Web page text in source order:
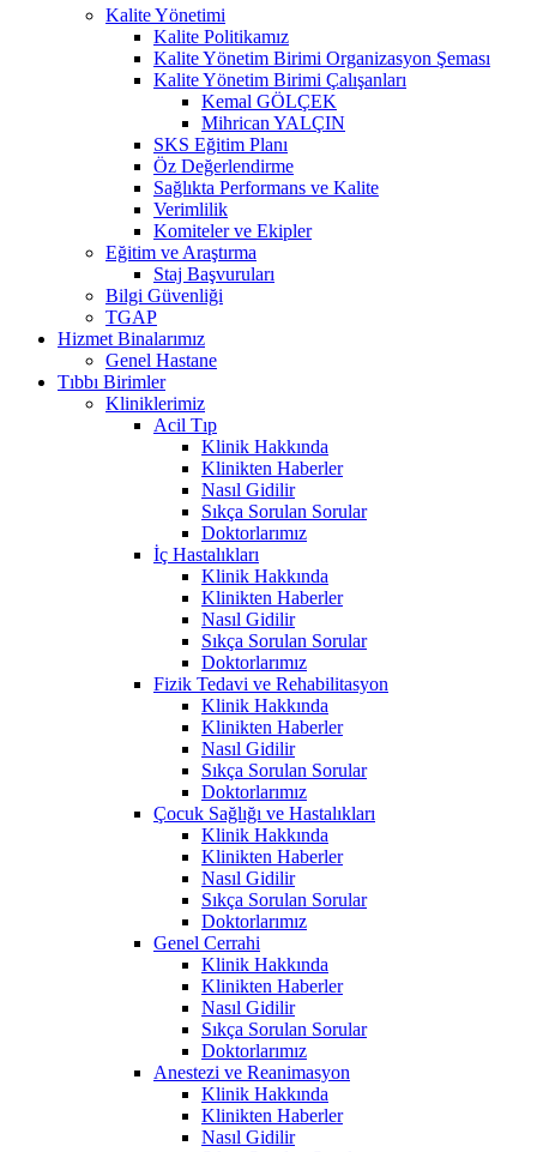
Kalite Yönetimi
Kalite Politikamız
Kalite Yönetim Birimi Organizasyon Şeması
Kalite Yönetim Birimi Çalışanları
Kemal GÖLÇEK
Mihrican YALÇIN
SKS Eğitim Planı
Öz Değerlendirme
Sağlıkta Performans ve Kalite
Verimlilik
Komiteler ve Ekipler
Eğitim ve Araştırma
Staj Başvuruları
Bilgi Güvenliği
TGAP
Hizmet Binalarımız
Genel Hastane
Tıbbı Birimler
Kliniklerimiz
Acil Tıp
Klinik Hakkında
Klinikten Haberler
Nasıl Gidilir
Sıkça Sorulan Sorular
Doktorlarımız
İç Hastalıkları
Klinik Hakkında
Klinikten Haberler
Nasıl Gidilir
Sıkça Sorulan Sorular
Doktorlarımız
Fizik Tedavi ve Rehabilitasyon
Klinik Hakkında
Klinikten Haberler
Nasıl Gidilir
Sıkça Sorulan Sorular
Doktorlarımız
Çocuk Sağlığı ve Hastalıkları
Klinik Hakkında
Klinikten Haberler
Nasıl Gidilir
Sıkça Sorulan Sorular
Doktorlarımız
Genel Cerrahi
Klinik Hakkında
Klinikten Haberler
Nasıl Gidilir
Sıkça Sorulan Sorular
Doktorlarımız
Anestezi ve Reanimasyon
Klinik Hakkında
Klinikten Haberler
Nasıl Gidilir